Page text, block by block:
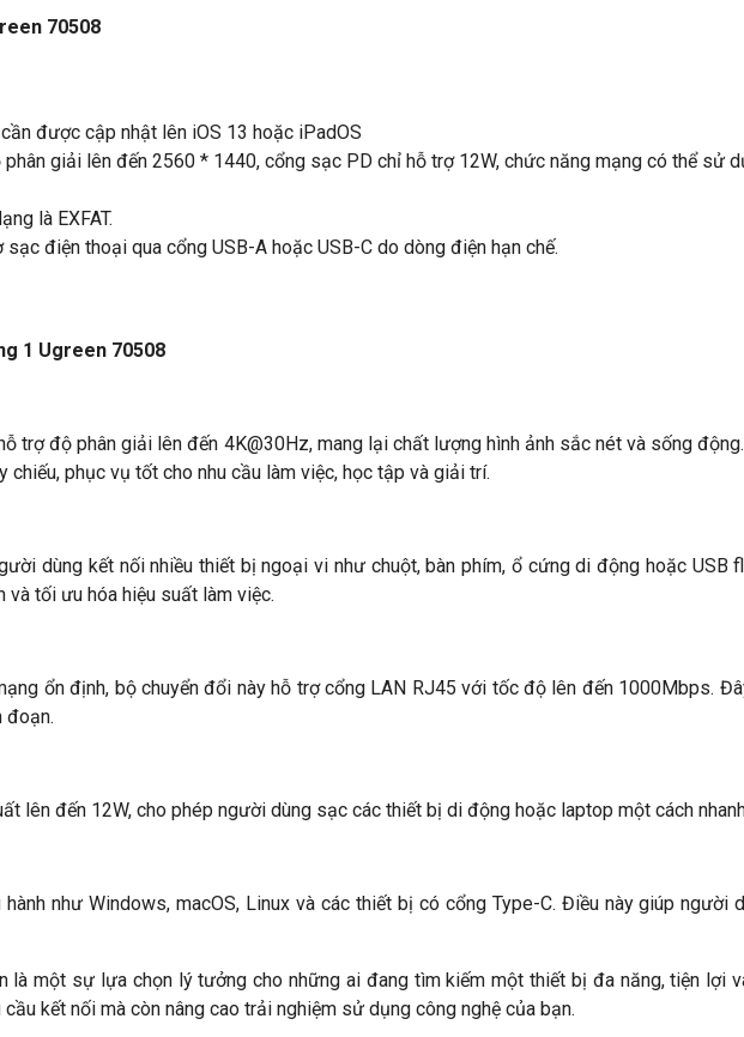
70508
được cập nhật lên iOS 13 hoặc iPadOS
giải lên đến 2560 * 1440, cổng sạc PD chỉ hỗ trợ 12W, chức năng mạng có thể sử
là EXFAT.
điện thoại qua cổng USB-A hoặc USB-C do dòng điện hạn chế.
1 Ugreen 70508
trợ độ phân giải lên đến 4K@30Hz, mang lại chất lượng hình ảnh sắc nét và sống
phục vụ tốt cho nhu cầu làm việc, học tập và giải trí.
dùng kết nối nhiều thiết bị ngoại vi như chuột, bàn phím, ổ cứng di động hoặc USB
tối ưu hóa hiệu suất làm việc.
ổn định, bộ chuyển đổi này hỗ trợ cổng LAN RJ45 với tốc độ lên đến 1000Mbps.
đoạn.
lên đến 12W, cho phép người dùng sạc các thiết bị di động hoặc laptop một cách
như Windows, macOS, Linux và các thiết bị có cổng Type-C. Điều này giúp người
là một sự lựa chọn lý tưởng cho những ai đang tìm kiếm một thiết bị đa năng, tiện lợi
kết nối mà còn nâng cao trải nghiệm sử dụng công nghệ của bạn.